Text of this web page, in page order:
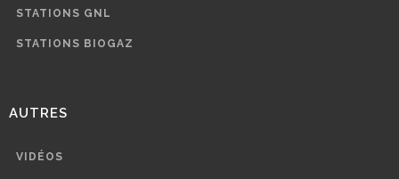
STATIONS GNL
STATIONS BIOGAZ
AUTRES
VIDÉOS